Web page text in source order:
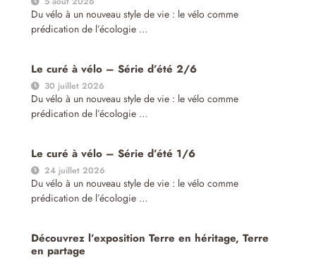
Du vélo à un nouveau style de vie : le vélo comme
prédication de l’écologie …
Le curé à vélo – Série d’été 2/6
30 juillet 2026
Du vélo à un nouveau style de vie : le vélo comme
prédication de l’écologie …
Le curé à vélo – Série d’été 1/6
24 juillet 2026
Du vélo à un nouveau style de vie : le vélo comme
prédication de l’écologie …
Découvrez l’exposition Terre en héritage, Terre
en partage